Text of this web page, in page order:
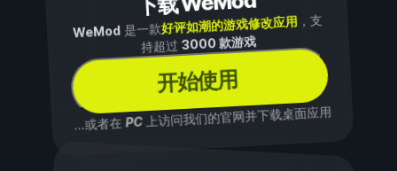
WeMod是一款好评如潮的游戏修改应用 ，支
持超过3000 款游戏
开始使用
...或者在PC上访问我们的官网并下载桌面应用